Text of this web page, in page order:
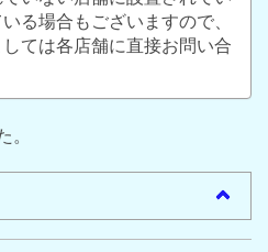
る場合もございますので、
ては各店舗に直接お問い合